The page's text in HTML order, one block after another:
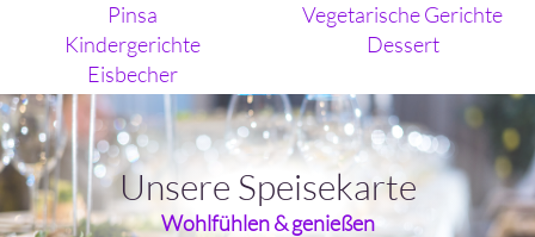
Pinsa
Vegetarische Gerichte
Kindergerichte
Dessert
Eisbecher
Unsere Speisekarte
Wohlfühlen & genießen